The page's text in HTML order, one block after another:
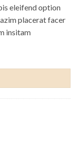
eleifend option
placerat facer
insitam